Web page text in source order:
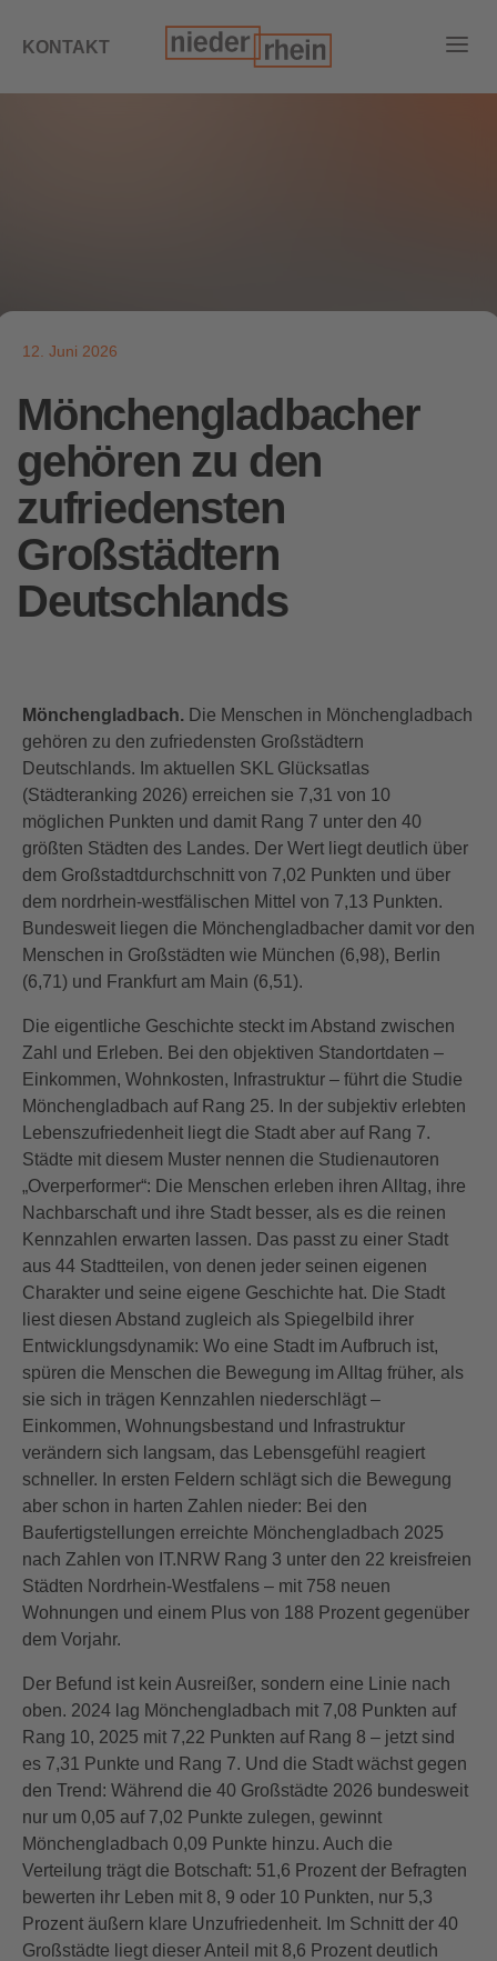
KONTAKT
12. Juni 2026
Mönchengladbacher
gehören zu den
zufriedensten
Großstädtern
Deutschlands
Mönchengladbach. Die Menschen in Mönchengladbach
gehören zu den zufriedensten Großstädtern
Deutschlands. Im aktuellen SKL Glücksatlas
(Städteranking 2026) erreichen sie 7,31 von 10
möglichen Punkten und damit Rang 7 unter den 40
größten Städten des Landes. Der Wert liegt deutlich über
dem Großstadtdurchschnitt von 7,02 Punkten und über
dem nordrhein-westfälischen Mittel von 7,13 Punkten.
Bundesweit liegen die Mönchengladbacher damit vor den
Menschen in Großstädten wie München (6,98), Berlin
(6,71) und Frankfurt am Main (6,51).
Die eigentliche Geschichte steckt im Abstand zwischen
Zahl und Erleben. Bei den objektiven Standortdaten –
Einkommen, Wohnkosten, Infrastruktur – führt die Studie
Mönchengladbach auf Rang 25. In der subjektiv erlebten
Lebenszufriedenheit liegt die Stadt aber auf Rang 7.
Städte mit diesem Muster nennen die Studienautoren
„Overperformer“: Die Menschen erleben ihren Alltag, ihre
Nachbarschaft und ihre Stadt besser, als es die reinen
Kennzahlen erwarten lassen. Das passt zu einer Stadt
aus 44 Stadtteilen, von denen jeder seinen eigenen
Charakter und seine eigene Geschichte hat. Die Stadt
liest diesen Abstand zugleich als Spiegelbild ihrer
Entwicklungsdynamik: Wo eine Stadt im Aufbruch ist,
spüren die Menschen die Bewegung im Alltag früher, als
sie sich in trägen Kennzahlen niederschlägt –
Einkommen, Wohnungsbestand und Infrastruktur
verändern sich langsam, das Lebensgefühl reagiert
schneller. In ersten Feldern schlägt sich die Bewegung
aber schon in harten Zahlen nieder: Bei den
Baufertigstellungen erreichte Mönchengladbach 2025
nach Zahlen von IT.NRW Rang 3 unter den 22 kreisfreien
Städten Nordrhein-Westfalens – mit 758 neuen
Wohnungen und einem Plus von 188 Prozent gegenüber
dem Vorjahr.
Der Befund ist kein Ausreißer, sondern eine Linie nach
oben. 2024 lag Mönchengladbach mit 7,08 Punkten auf
Rang 10, 2025 mit 7,22 Punkten auf Rang 8 – jetzt sind
es 7,31 Punkte und Rang 7. Und die Stadt wächst gegen
den Trend: Während die 40 Großstädte 2026 bundesweit
nur um 0,05 auf 7,02 Punkte zulegen, gewinnt
Mönchengladbach 0,09 Punkte hinzu. Auch die
Verteilung trägt die Botschaft: 51,6 Prozent der Befragten
bewerten ihr Leben mit 8, 9 oder 10 Punkten, nur 5,3
Prozent äußern klare Unzufriedenheit. Im Schnitt der 40
Großstädte liegt dieser Anteil mit 8,6 Prozent deutlich